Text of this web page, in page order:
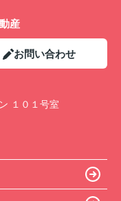
産
お問い合わせ
１０１号室